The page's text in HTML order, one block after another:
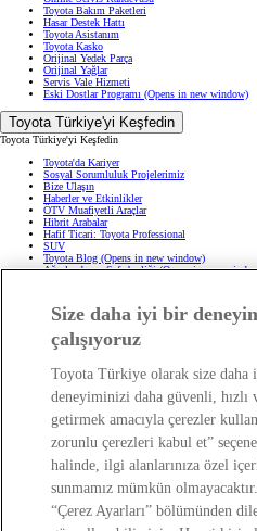
Toyota Bakım Paketleri
Hasar Destek Hattı
Toyota Asistanım
Toyota Kasko
Orijinal Yedek Parça
Orijinal Yağlar
Servis Vale Hizmeti
Eski Dostlar Programı (Opens in new window)
Toyota Türkiye'yi Keşfedin
Toyota Türkiye'yi Keşfedin
Toyota'da Kariyer
Sosyal Sorumluluk Projelerimiz
Bize Ulaşın
Haberler ve Etkinlikler
ÖTV Muafiyetli Araçlar
Hibrit Arabalar
Hafif Ticari: Toyota Professional
SUV
Toyota Blog (Opens in new window)
Ağaçlandırma Seferberliği(Opens in new
Yasal Bilgilendirme
Yasal Uyarı ve Bilgilendirme
Çerez Politikası
Kişisel Veri Paylaşımı ve İletişim İzni
Bilgi Toplumu Hizmetleri
(Opens in new
TAKATA Hava Yastığı Geri Çağırma
Kalite Standartları
Web Erişilebilirlik Beyanı
Size daha iyi bir
çalışıyoruz
Toyota Türkiye olarak size
deneyiminizi daha güvenli,
getirmek amacıyla çerezler
zorunlu çerezleri kabul et”
halinde, ilgi alanlarınıza özel
sunmamız mümkün
“Çerez Ayarları” bölümünden